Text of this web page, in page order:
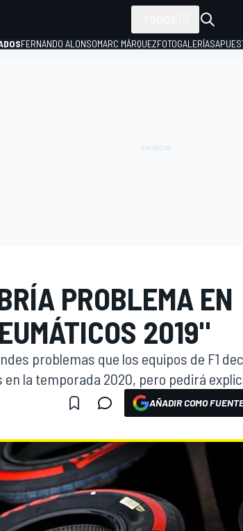
FERNANDO ALONSOMARC MÁRQUEZFOTOGALERÍAS
PROBLEMA EN
2019"
problemas que los equipos de F1
la temporada 2020, pero pedirá
AÑADIR COMO